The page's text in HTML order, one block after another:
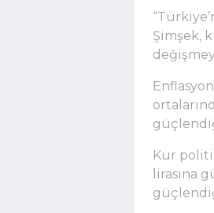
Şimşek,
Kur
lirasına